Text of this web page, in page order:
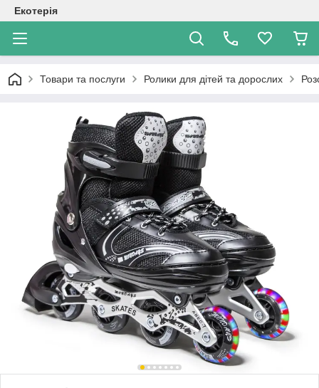
Екотерія
Товари та послуги Ролики для дітей та дорослих